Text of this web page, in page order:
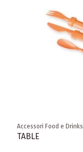
Accessori Food e Drinks
TABLE